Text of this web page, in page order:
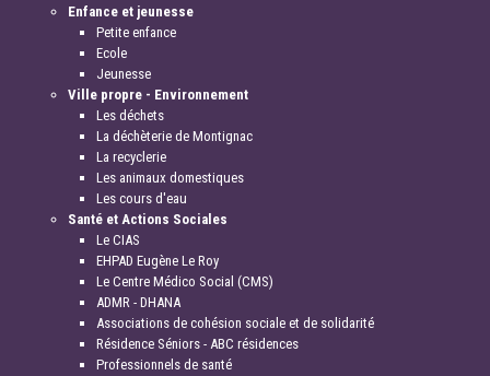
Enfance et jeunesse
Petite enfance
Ecole
Jeunesse
Ville propre - Environnement
Les déchets
La déchèterie de Montignac
La recyclerie
Les animaux domestiques
Les cours d'eau
Santé et Actions Sociales
Le CIAS
EHPAD Eugène Le Roy
Le Centre Médico Social (CMS)
ADMR - DHANA
Associations de cohésion sociale et de solidarité
Résidence Séniors - ABC résidences
Professionnels de santé